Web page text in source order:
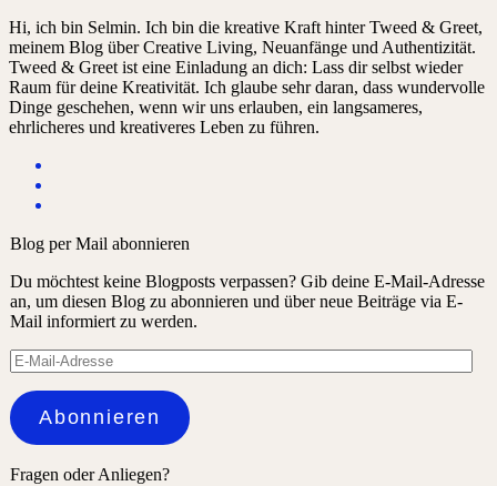
Hi, ich bin Selmin. Ich bin die kreative Kraft hinter Tweed & Greet,
meinem Blog über Creative Living, Neuanfänge und Authentizität.
Tweed & Greet ist eine Einladung an dich: Lass dir selbst wieder
Raum für deine Kreativität. Ich glaube sehr daran, dass wundervolle
Dinge geschehen, wenn wir uns erlauben, ein langsameres,
ehrlicheres und kreativeres Leben zu führen.
Blog per Mail abonnieren
Du möchtest keine Blogposts verpassen? Gib deine E-Mail-Adresse
an, um diesen Blog zu abonnieren und über neue Beiträge via E-
Mail informiert zu werden.
E-
Mail-
Adresse
Abonnieren
Fragen oder Anliegen?